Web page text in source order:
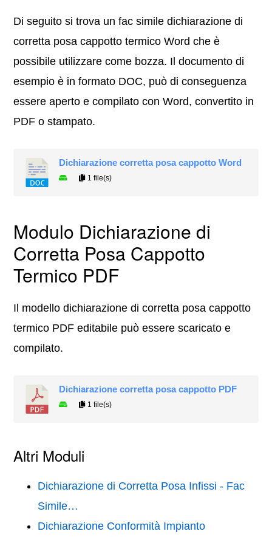
Di seguito si trova un fac simile dichiarazione di
corretta posa cappotto termico Word che è
possibile utilizzare come bozza. Il documento di
esempio è in formato DOC, può di conseguenza
essere aperto e compilato con Word, convertito in
PDF o stampato.
Dichiarazione corretta posa cappotto​ Word
1 file(s)
Modulo Dichiarazione di
Corretta Posa Cappotto
Termico PDF
Il modello dichiarazione di corretta posa cappotto
termico PDF editabile può essere scaricato e
compilato.
Dichiarazione corretta posa cappotto​ PDF
1 file(s)
Altri Moduli
Dichiarazione di Corretta Posa Infissi - Fac
Simile…
Dichiarazione Conformità Impianto